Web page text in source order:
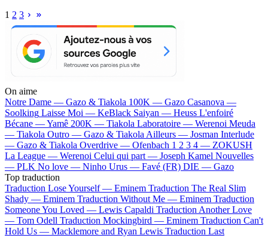
1 2 3
On aime
Notre Dame — Gazo & Tiakola 100K — Gazo Casanova —
Soolking Laisse Moi — KeBlack Saiyan — Heuss L'enfoiré
Bécane —Yamê 200K — Tiakola Laboratoire — Werenoi Meuda
— Tiakola Outro — Gazo & Tiakola Ailleurs — Josman Interlude
— Gazo & Tiakola Overdrive — Ofenbach 1 2 3 4 — ZOKUSH
La League — Werenoi Celui qui part — Joseph Kamel Nouvelles
— PLK No love — Ninho Urus — Favé (FR) DIE — Gazo
Top traduction
Traduction Lose Yourself — Eminem Traduction The Real Slim
Shady — Eminem Traduction Without Me — Eminem Traduction
Someone You Loved — Lewis Capaldi Traduction Another Love
— Tom Odell Traduction Mockingbird — Eminem Traduction Can't
Hold Us — Macklemore and Ryan Lewis Traduction Last